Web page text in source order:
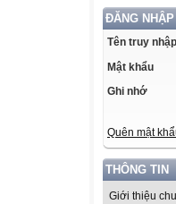
ĐĂNG NHẬP
Tên truy nhập
Mật khẩu
Ghi nhớ
Quên mật
THÔNG TIN
Giới thiệu